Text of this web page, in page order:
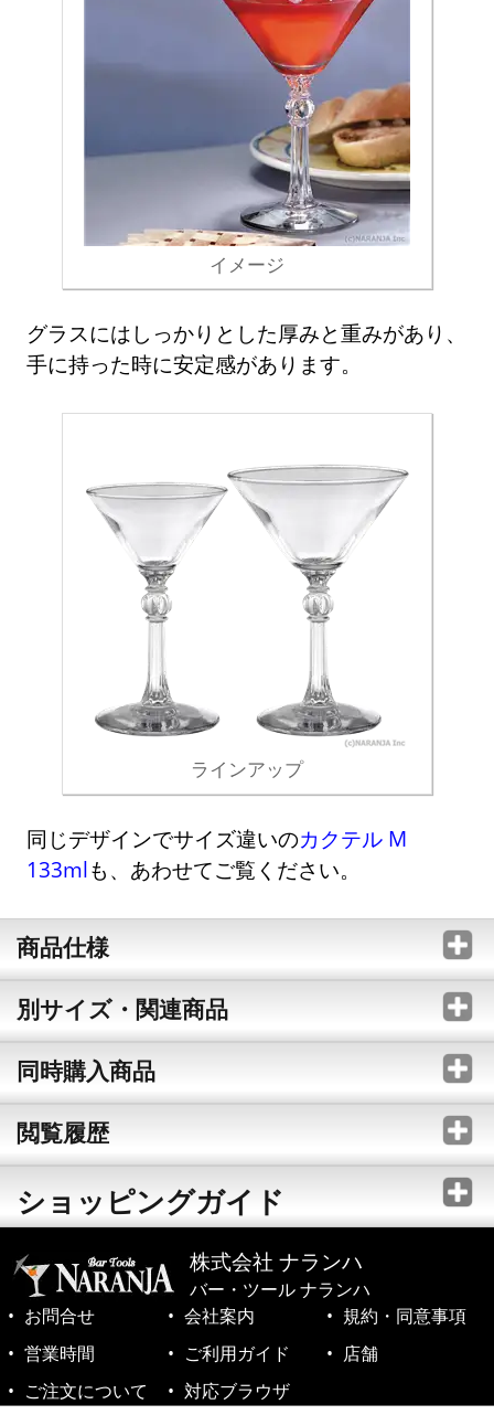
イメージ
グラスにはしっかりとした厚みと重みがあり、
手に持った時に安定感があります。
ラインアップ
同じデザインでサイズ違いのカクテル M
133mlも、あわせてご覧ください。
商品仕様
別サイズ・関連商品
同時購入商品
閲覧履歴
ショッピングガイド
株式会社 ナランハ
バー・ツール ナランハ
お問合せ
会社案内
規約・同意事項
営業時間
ご利用ガイド
店舗
ご注文について
対応ブラウザ